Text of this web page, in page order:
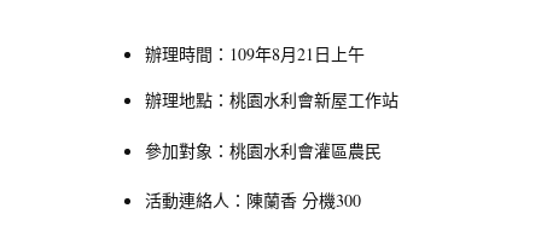
辦理時間： 109年8月21日上午
辦理地點：桃園水利會新屋工作站
參加對象：桃園水利會灌區農民
活動連絡人：陳蘭香 分機300